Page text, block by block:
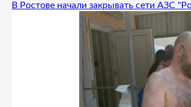
В Ростове начали закрывать сети АЗС